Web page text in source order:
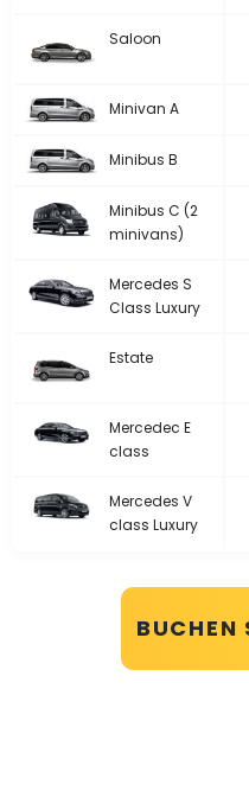
Saloon
Minivan A
Minibus B
Minibus C (2
minivans)
Mercedes S
Class Luxury
Estate
Mercedec E
class
Mercedes V
class Luxury
BUCHEN